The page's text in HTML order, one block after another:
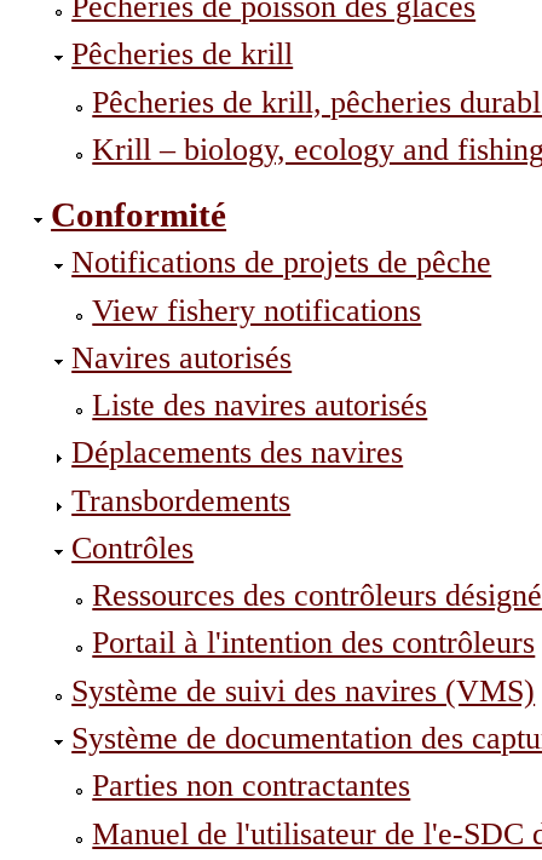
Pêcheries de krill
Pêcheries de krill, pêcheries
Krill – biology, ecology and
Conformité
Notifications de projets de pêche
View fishery notifications
Navires autorisés
Liste des navires autorisés
Déplacements des navires
Transbordements
Contrôles
Ressources des contrôleurs
Portail à l'intention des contrôleurs
Système de suivi des navires (VMS)
Système de documentation des
Parties non contractantes
Manuel de l'utilisateur de l'e-SDC